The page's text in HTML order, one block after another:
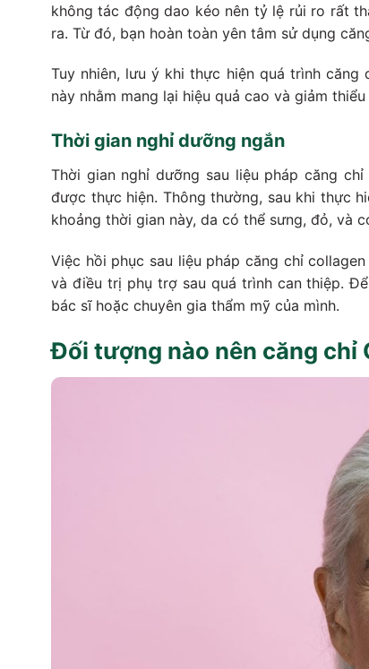
không tác động dao kéo nên tỷ lệ rủi ro rất
ra. Từ đó, bạn hoàn toàn yên tâm sử dụng
Tuy nhiên, lưu ý khi thực hiện quá trình
này nhằm mang lại hiệu quả cao và giảm
Thời gian nghỉ dưỡng ngắn
Thời gian nghỉ dưỡng sau liệu pháp căng
được thực hiện. Thông thường, sau khi thực
khoảng thời gian này, da có thể sưng, đỏ, và
Việc hồi phục sau liệu pháp căng chỉ
và điều trị phụ trợ sau quá trình can thiệp.
bác sĩ hoặc chuyên gia thẩm mỹ của mình.
Đối tượng nào nên căng chỉ